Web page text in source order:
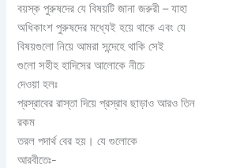
বয়স্ক পুরুষদের যে বিষয়টি জানা জরুরী – যাহা
অধিকাংশ পুরুষদের মধ্যেই হয়ে থাকে এবং যে
বিষয়গুলো নিয়ে আমরা সন্দেহে থাকি সেই
গুলো সহীহ হাদিসের আলোকে নীচে
দেওয়া হলঃ
প্রস্রাবের রাস্তা দিয়ে প্রস্রাব ছাড়াও আরও তিন
রকম
তরল পদার্থ বের হয়। যে গুলোকে
আরবীতেঃ-